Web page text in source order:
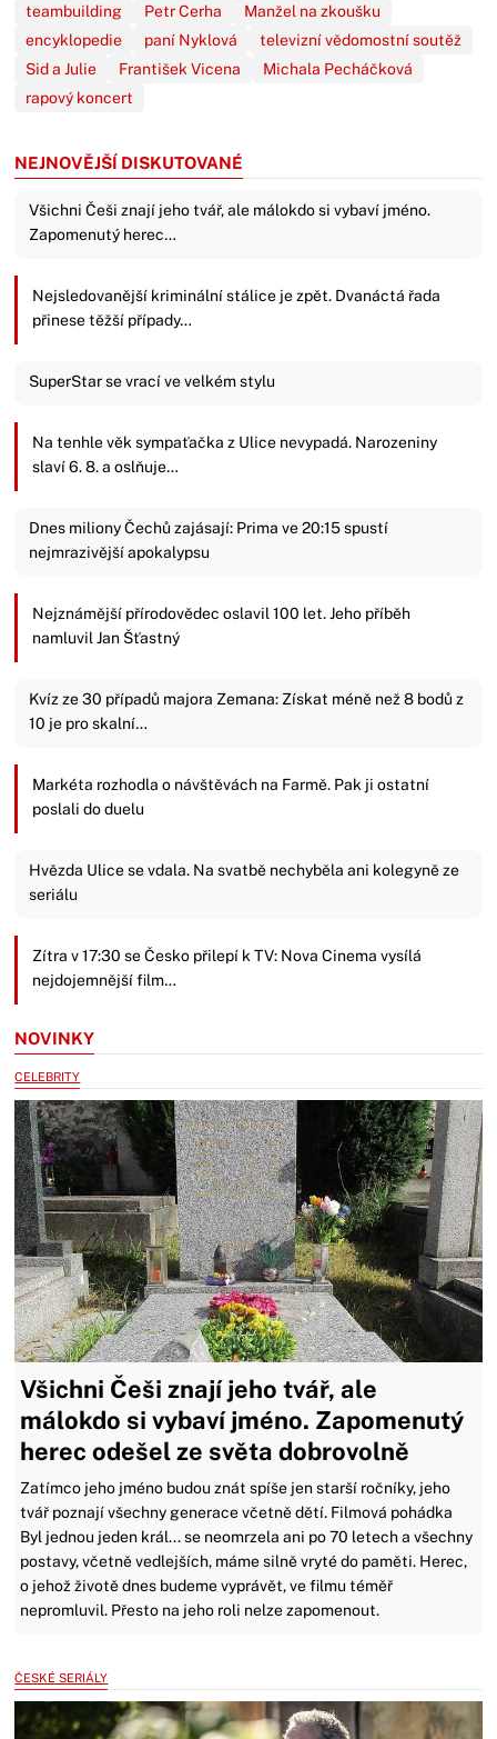
teambuilding Petr Cerha
Manžel na zkoušku
encyklopedie
paní Nyklová
televizní vědomostní soutěž
Sid a Julie
František Vicena
Michala Pecháčková
rapový koncert
NEJNOVĚJŠÍ DISKUTOVANÉ
Všichni Češi znají jeho tvář, ale málokdo si vybaví jméno.
Zapomenutý herec…
Nejsledovanější kriminální stálice je zpět. Dvanáctá řada
přinese těžší případy…
SuperStar se vrací ve velkém stylu
Na tenhle věk sympaťačka z Ulice nevypadá. Narozeniny
slaví 6. 8. a oslňuje…
Dnes miliony Čechů zajásají: Prima ve 20:15 spustí
nejmrazivější apokalypsu
Nejznámější přírodovědec oslavil 100 let. Jeho příběh
namluvil Jan Šťastný
Kvíz ze 30 případů majora Zemana: Získat méně než 8 bodů z
10 je pro skalní…
Markéta rozhodla o návštěvách na Farmě. Pak ji ostatní
poslali do duelu
Hvězda Ulice se vdala. Na svatbě nechyběla ani kolegyně ze
seriálu
Zítra v 17:30 se Česko přilepí k TV: Nova Cinema vysílá
nejdojemnější film…
NOVINKY
CELEBRITY
Všichni Češi znají jeho tvář, ale
málokdo si vybaví jméno. Zapomenutý
herec odešel ze světa dobrovolně
Zatímco jeho jméno budou znát spíše jen starší ročníky, jeho
tvář poznají všechny generace včetně dětí. Filmová pohádka
Byl jednou jeden král... se neomrzela ani po 70 letech a všechny
postavy, včetně vedlejších, máme silně vryté do paměti. Herec,
o jehož životě dnes budeme vyprávět, ve filmu téměř
nepromluvil. Přesto na jeho roli nelze zapomenout.
ČESKÉ SERIÁLY